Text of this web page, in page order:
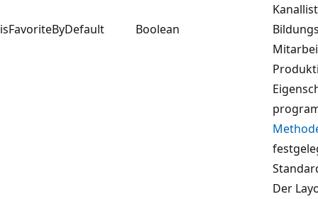
isFavoriteByDefault Boolean
Der